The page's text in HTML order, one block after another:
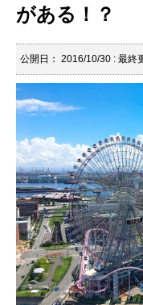
がある！？
公開日： 2016/10/30 : 最終